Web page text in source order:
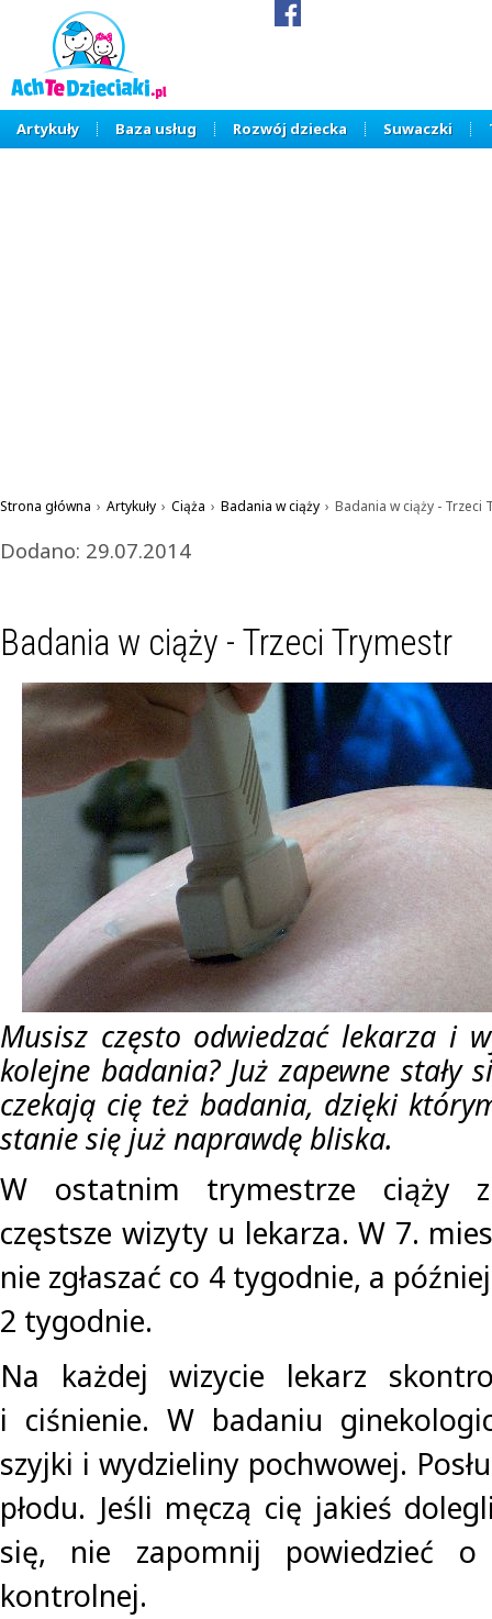
Artykuły Baza usług Rozwój dziecka Suwaczki
Strona główna › Artykuły › Ciąża › Badania w ciąży › Badania w ciąży - Trzeci
Dodano: 29.07.2014
Badania w ciąży - Trzeci Trymestr
Musisz często odwiedzać lekarza i
kolejne badania? Już zapewne stały
czekają cię też badania, dzięki
stanie się już naprawdę bliska.
W ostatnim trymestrze ciąży
częstsze wizyty u lekarza. W 7.
nie zgłaszać co 4 tygodnie, a
2 tygodnie.
Na każdej wizycie lekarz
i ciśnienie. W badaniu
szyjki i wydzieliny pochwowej.
płodu. Jeśli męczą cię jakieś
się, nie zapomnij powiedzieć
kontrolnej.